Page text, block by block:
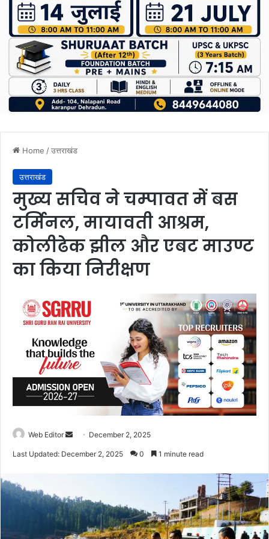
Home /उत्तराखंड
उत्तराखंड
मुख्य सचिव ने चम्पावत में बस
टर्मिनल, मायावती आश्रम,
कोलीढेक झील और एबट माउण्ट
का किया निरीक्षण
Web Editor
n
e
m
December 2, 2025
Last Updated: December 2, 2025 0 1 minute read